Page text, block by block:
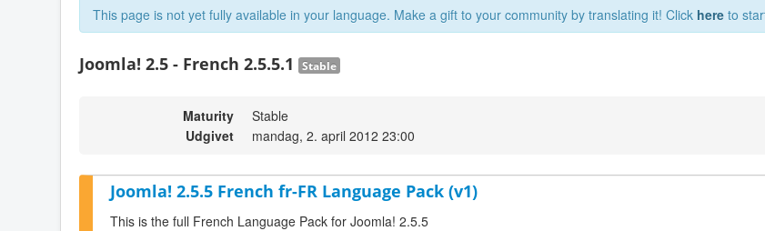
This page is not yet fully available in your language. Make a gift to your community by translating it! Click here to
Joomla! 2.5 - French 2.5.5.1 Stable
Maturity
Stable
Udgivet
mandag, 2. april 2012 23:00
Joomla! 2.5.5 French fr-FR Language Pack (v1)
This is the full French Language Pack for Joomla! 2.5.5